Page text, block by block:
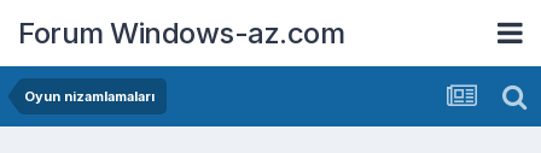
Forum Windows-az.com
Oyun nizamlamaları